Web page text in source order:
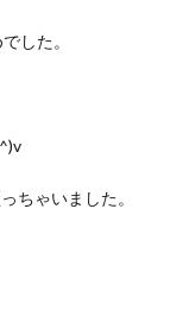
した。
ちゃいました。